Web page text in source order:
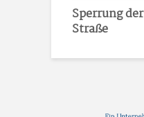
Sperrung
Straße